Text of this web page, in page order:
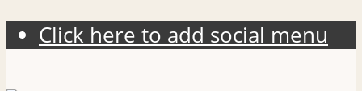
Click here to add social menu